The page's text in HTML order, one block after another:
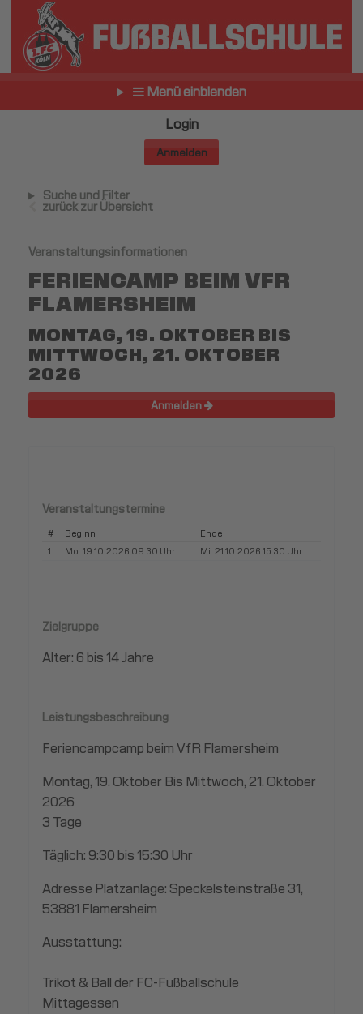
Menü einblenden
Login
Anmelden
Suche und Filter
zurück zur Übersicht
Veranstaltungsinformationen
FERIENCAMP BEIM VFR
FLAMERSHEIM
MONTAG, 19. OKTOBER BIS
MITTWOCH, 21. OKTOBER
2026
Anmelden
Veranstaltungstermine
# Beginn
Ende
1.
Mo. 19.10.2026 09:30 Uhr Mi. 21.10.2026 15:30 Uhr
Zielgruppe
Alter: 6 bis 14 Jahre
Leistungsbeschreibung
Feriencampcamp beim VfR Flamersheim
Montag, 19. Oktober Bis Mittwoch, 21. Oktober
2026
3 Tage
Täglich: 9:30 bis 15:30 Uhr
Adresse Platzanlage: Speckelsteinstraße 31,
53881 Flamersheim
Ausstattung:
Trikot & Ball der FC-Fußballschule
Mittagessen